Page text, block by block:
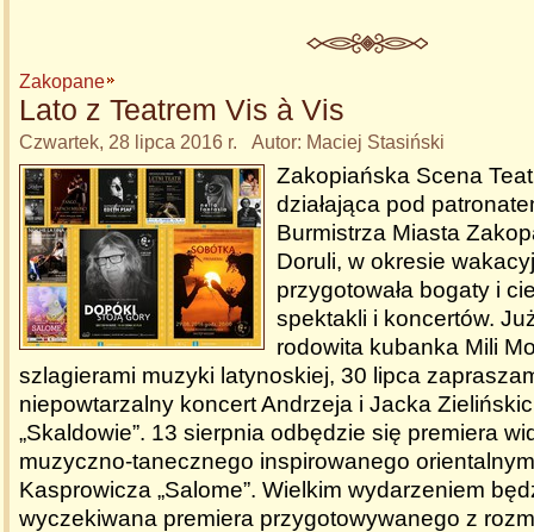
Zakopane
Lato z Teatrem Vis à Vis
Czwartek, 28 lipca 2016 r. Autor: Maciej Stasiński
Zakopiańska Scena
działająca pod
Burmistrza Miasta
Doruli, w okresie
przygotowała bogaty i
spektakli i koncertów.
rodowita kubanka Mili
szlagierami muzyki latynoskiej, 30 lipca
niepowtarzalny koncert Andrzeja i Jacka
„Skaldowie”. 13 sierpnia odbędzie się premiera
muzyczno-tanecznego inspirowanego
Kasprowicza „Salome”. Wielkim wydarzeniem
wyczekiwana premiera przygotowywanego z